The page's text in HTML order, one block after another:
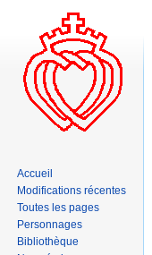
Accueil
Modifications récentes
Toutes les pages
Personnages
Bibliothèque